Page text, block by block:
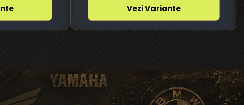
Vezi Variante